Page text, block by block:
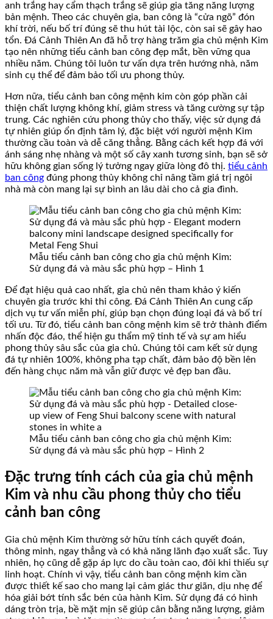
anh trắng hay cẩm thạch trắng sẽ giúp gia tăng năng lượng
bản mệnh. Theo các chuyên gia, ban công là “cửa ngõ” đón
khí trời, nếu bố trí đúng sẽ thu hút tài lộc, còn sai sẽ gây hao
tổn. Đá Cảnh Thiên An đã hỗ trợ hàng trăm gia chủ mệnh Kim
tạo nên những tiểu cảnh ban công đẹp mắt, bền vững qua
nhiều năm. Chúng tôi luôn tư vấn dựa trên hướng nhà, năm
sinh cụ thể để đảm bảo tối ưu phong thủy.
Hơn nữa, tiểu cảnh ban công mệnh kim còn góp phần cải
thiện chất lượng không khí, giảm stress và tăng cường sự tập
trung. Các nghiên cứu phong thủy cho thấy, việc sử dụng đá
tự nhiên giúp ổn định tâm lý, đặc biệt với người mệnh Kim
thường cầu toàn và dễ căng thẳng. Bằng cách kết hợp đá với
ánh sáng nhẹ nhàng và một số cây xanh tương sinh, bạn sẽ sở
hữu không gian sống lý tưởng ngay giữa lòng đô thị. tiểu cảnh
ban công đúng phong thủy không chỉ nâng tầm giá trị ngôi
nhà mà còn mang lại sự bình an lâu dài cho cả gia đình.
Mẫu tiểu cảnh ban công cho gia chủ mệnh Kim:
Sử dụng đá và màu sắc phù hợp – Hình 1
Để đạt hiệu quả cao nhất, gia chủ nên tham khảo ý kiến
chuyên gia trước khi thi công. Đá Cảnh Thiên An cung cấp
dịch vụ tư vấn miễn phí, giúp bạn chọn đúng loại đá và bố trí
tối ưu. Từ đó, tiểu cảnh ban công mệnh kim sẽ trở thành điểm
nhấn độc đáo, thể hiện gu thẩm mỹ tinh tế và sự am hiểu
phong thủy sâu sắc của gia chủ. Chúng tôi cam kết sử dụng
đá tự nhiên 100%, không pha tạp chất, đảm bảo độ bền lên
đến hàng chục năm mà vẫn giữ được vẻ đẹp ban đầu.
Mẫu tiểu cảnh ban công cho gia chủ mệnh Kim:
Sử dụng đá và màu sắc phù hợp – Hình 2
Đặc trưng tính cách của gia chủ mệnh
Kim và nhu cầu phong thủy cho tiểu
cảnh ban công
Gia chủ mệnh Kim thường sở hữu tính cách quyết đoán,
thông minh, ngay thẳng và có khả năng lãnh đạo xuất sắc. Tuy
nhiên, họ cũng dễ gặp áp lực do cầu toàn cao, đôi khi thiếu sự
linh hoạt. Chính vì vậy, tiểu cảnh ban công mệnh kim cần
được thiết kế sao cho mang lại cảm giác thư giãn, dịu nhẹ để
hóa giải bớt tính sắc bén của hành Kim. Sử dụng đá có hình
dáng tròn trịa, bề mặt mịn sẽ giúp cân bằng năng lượng, giảm